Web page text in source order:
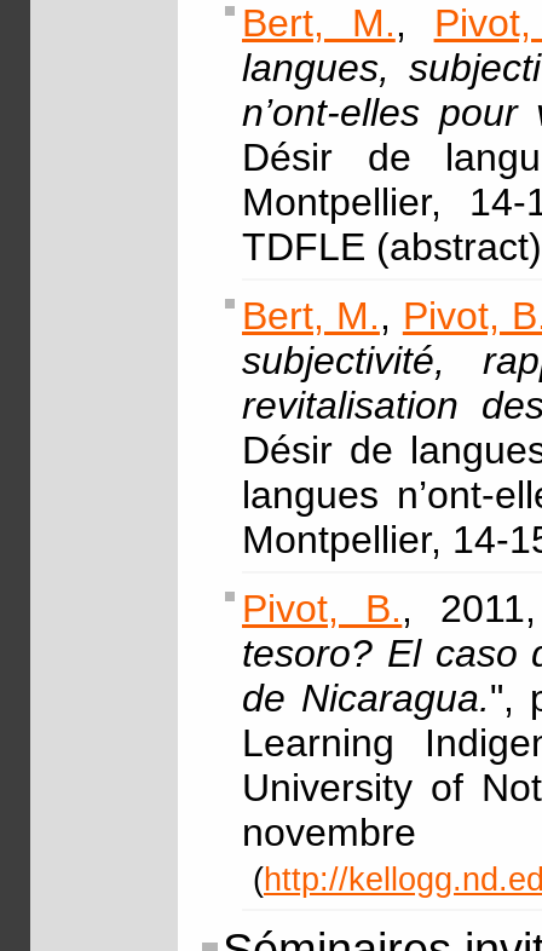
Bert, M.,
langues,
n’ont-elles
Désir de
Montpellier,
TDFLE (abstract)
Bert, M., Pivot,
subjectivité,
revitalisation
Désir de
langues n’ont-
Montpellier, 14-
Pivot, B.,
tesoro? El caso
de Nicaragua.",
Learning
University of
(http://